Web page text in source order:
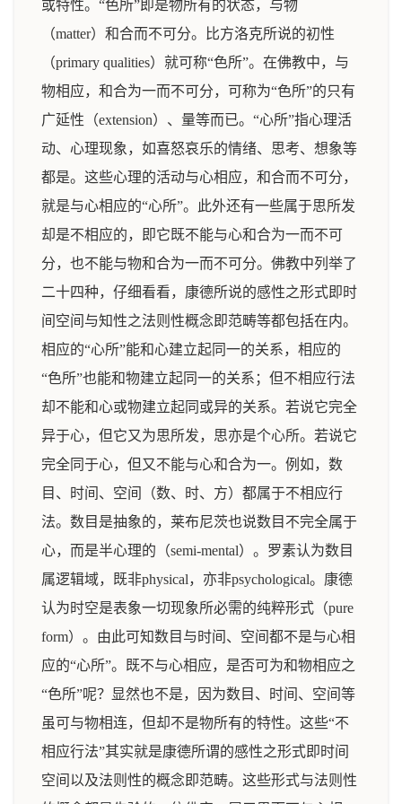
或特性。“色所”即是物所有的状态，与物
（matter）和合而不可分。比方洛克所说的初性
（primary qualities）就可称“色所”。在佛教中，与
物相应，和合为一而不可分，可称为“色所”的只有
广延性（extension）、量等而已。“心所”指心理活
动、心理现象，如喜怒哀乐的情绪、思考、想象等
都是。这些心理的活动与心相应，和合而不可分，
就是与心相应的“心所”。此外还有一些属于思所发
却是不相应的，即它既不能与心和合为一而不可
分，也不能与物和合为一而不可分。佛教中列举了
二十四种，仔细看看，康德所说的感性之形式即时
间空间与知性之法则性概念即范畴等都包括在内。
相应的“心所”能和心建立起同一的关系，相应的
“色所”也能和物建立起同一的关系；但不相应行法
却不能和心或物建立起同或异的关系。若说它完全
异于心，但它又为思所发，思亦是个心所。若说它
完全同于心，但又不能与心和合为一。例如，数
目、时间、空间（数、时、方）都属于不相应行
法。数目是抽象的，莱布尼茨也说数目不完全属于
心，而是半心理的（semi-mental）。罗素认为数目
属逻辑域，既非physical，亦非psychological。康德
认为时空是表象一切现象所必需的纯粹形式（pure
form）。由此可知数目与时间、空间都不是与心相
应的“心所”。既不与心相应，是否可为和物相应之
“色所”呢？显然也不是，因为数目、时间、空间等
虽可与物相连，但却不是物所有的特性。这些“不
相应行法”其实就是康德所谓的感性之形式即时间
空间以及法则性的概念即范畴。这些形式与法则性